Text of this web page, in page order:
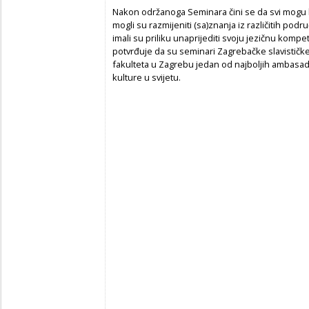
Nakon održanoga Seminara čini se da svi
mogli su razmijeniti (sa)znanja iz različitih
imali su priliku unaprijediti svoju jezičnu
potvrđuje da su seminari Zagrebačke
fakulteta u Zagrebu jedan od najboljih
kulture u svijetu.